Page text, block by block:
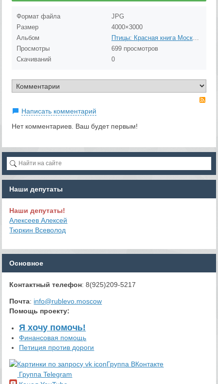
Формат файла
JPG
Размер
4000×3000
Альбом
Просмотры
699 просмотров
Скачиваний
0
Написать комментарий
Нет комментариев. Ваш будет первым!
Наши депутаты
Наши депутаты!
Алексеев Алексей
Тюркин Всеволод
Основное
Контактный телефон: 8(925)209-5217
Почта: info@rublevo.moscow
Помощь проекту:
Я хочу помочь!
Финансовая помощь
Петиция против дороги
Группа ВКонтакте
Группа Telegram